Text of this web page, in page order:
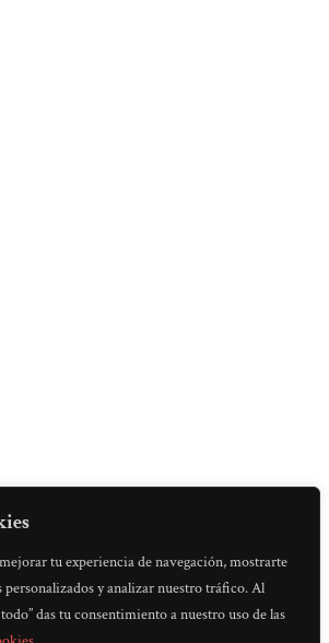
tu experiencia de navegación, mostrarte
y analizar nuestro tráfico. Al
das tu consentimiento a nuestro uso de las